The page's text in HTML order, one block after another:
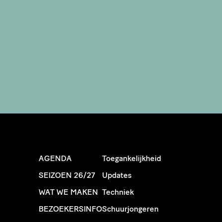
AGENDA
SEIZOEN 26/27
WAT WE MAKEN
BEZOEKERSINFO
Toegankelijkheid
Updates
Techniek
Schuurjongeren